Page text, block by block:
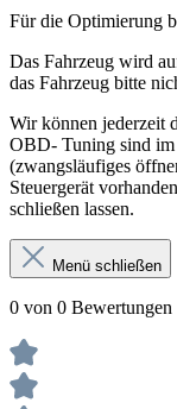
Für die Optimierung
Das Fahrzeug wird
das Fahrzeug bitte
Wir können jederzeit
OBD- Tuning sind
(zwangsläufiges
Steuergerät
schließen lassen.
Menü schließen
0 von 0 Bewertungen